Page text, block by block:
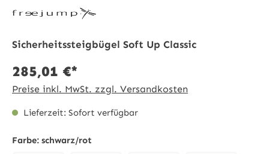
Sicherheitssteigbügel Soft Up Classic
285,01 €*
Preise inkl. MwSt. zzgl. Versandkosten
Lieferzeit: Sofort verfügbar
Farbe: schwarz/rot